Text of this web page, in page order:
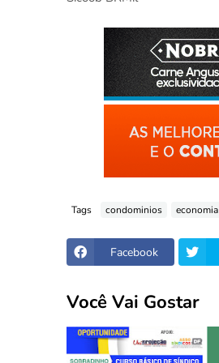
Tags condominios economia
Facebook
Você Vai Gostar